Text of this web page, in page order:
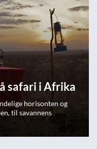
safari i Afrika
horisonten og
til savannens